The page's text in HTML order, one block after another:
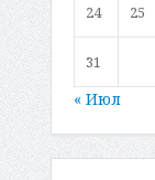
24 25
31
« Июл